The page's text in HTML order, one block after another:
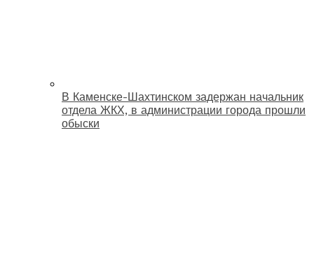
В Каменске-Шахтинском задержан начальник
отдела ЖКХ, в администрации города прошли
обыски